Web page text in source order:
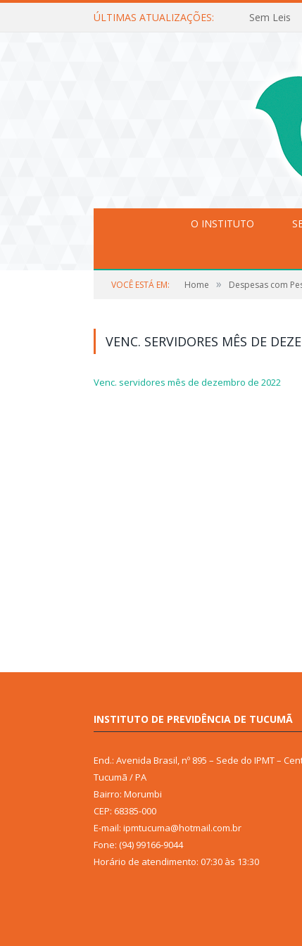
ÚLTIMAS ATUALIZAÇÕES: Sem Leis
O INSTITUTO
VOCÊ ESTÁ EM: Home » Despesas com
VENC. SERVIDORES MÊS DE
Venc. servidores mês de dezembro de 2022
INSTITUTO DE PREVIDÊNCIA DE TUCUMÃ
End.: Avenida Brasil, nº 895 – Sede do IPMT –
Tucumã / PA
Bairro: Morumbi
CEP: 68385-000
E-mail: ipmtucuma@hotmail.com.br
Fone: (94) 99166-9044
Horário de atendimento: 07:30 às 13:30